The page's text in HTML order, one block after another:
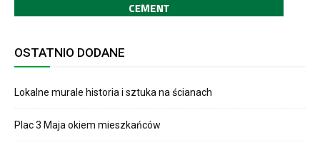
OSTATNIO DODANE
Lokalne murale historia i sztuka na ścianach
Plac 3 Maja okiem mieszkańców